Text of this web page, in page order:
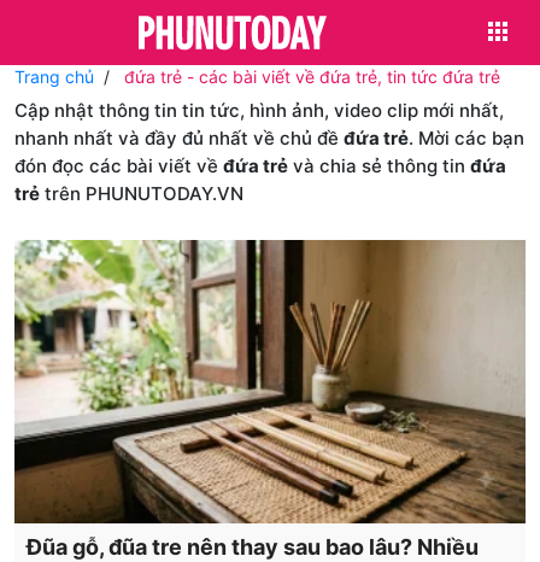
Trang chủ đứa trẻ - các bài viết về đứa trẻ, tin tức đứa trẻ
Cập nhật thông tin tin tức, hình ảnh, video clip mới nhất,
nhanh nhất và đầy đủ nhất về chủ đề đứa trẻ. Mời các bạn
đón đọc các bài viết về đứa trẻ và chia sẻ thông tin đứa
trẻ trên PHUNUTODAY.VN
Đũa gỗ, đũa tre nên thay sau bao lâu? Nhiều